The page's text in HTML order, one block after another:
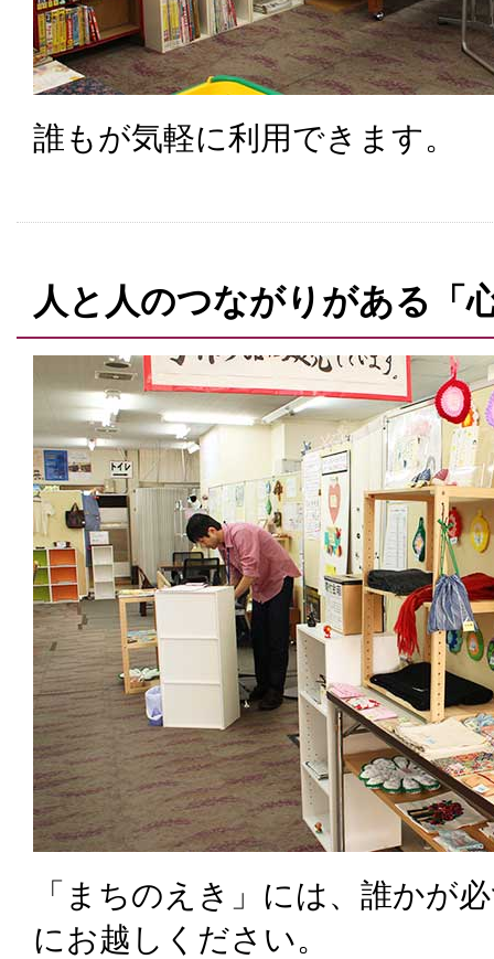
誰もが気軽に利用できます。
人と人のつながりがある「
「まちのえき」には、誰かが
にお越しください。